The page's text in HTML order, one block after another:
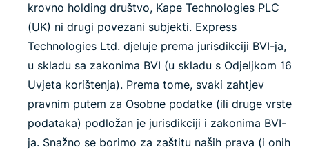
krovno holding društvo, Kape Technologies PLC
(UK) ni drugi povezani subjekti. Express
Technologies Ltd. djeluje prema jurisdikciji BVI-ja,
u skladu sa zakonima BVI (u skladu s Odjeljkom 16
Uvjeta korištenja). Prema tome, svaki zahtjev
pravnim putem za Osobne podatke (ili druge vrste
podataka) podložan je jurisdikciji i zakonima BVI-
ja. Snažno se borimo za zaštitu naših prava (i onih